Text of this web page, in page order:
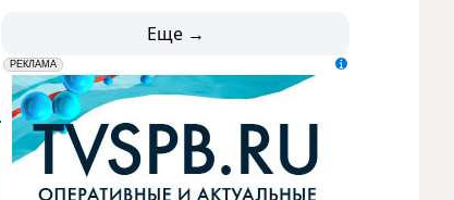
Еще →
erid: LdtCK5udn
РЕКЛАМА
АО "ГАТР", ИНН: 7841320717